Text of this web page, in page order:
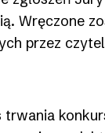
Wręczone
przez
trwania